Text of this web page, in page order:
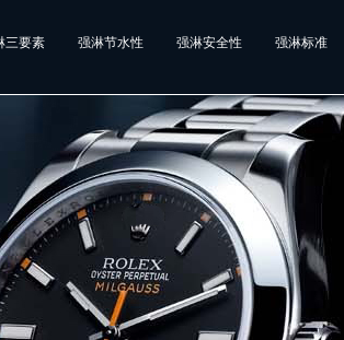
三要素 强淋节水性 强淋安全性 强淋标准